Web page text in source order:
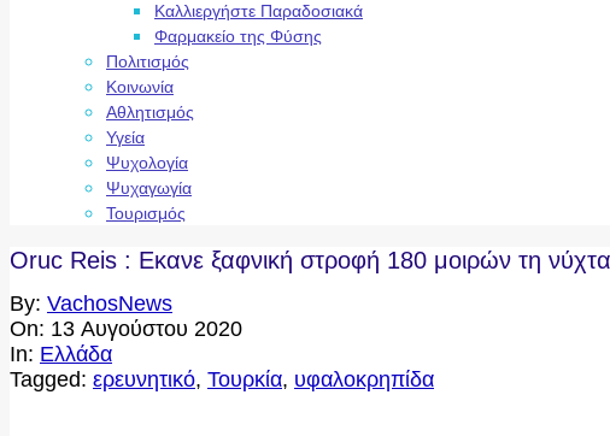
Καλλιεργήστε Παραδοσιακά
Φαρμακείο της Φύσης
Πολιτισμός
Κοινωνία
Αθλητισμός
Υγεία
Ψυχολογία
Ψυχαγωγία
Τουρισμός
Oruc Reis : Εκανε ξαφνική στροφή 180 μοιρών τη
By: VachosNews
On: 13 Αυγούστου 2020
In: Ελλάδα
Tagged: ερευνητικό, Τουρκία, υφαλοκρηπίδα